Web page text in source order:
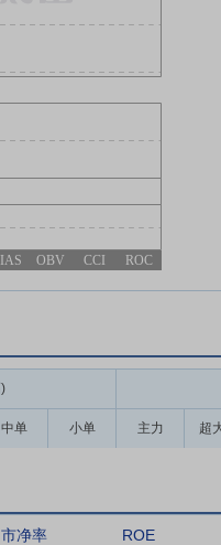
OBV CCI ROC
)
中单 小单 主力 超
市净率 ROE